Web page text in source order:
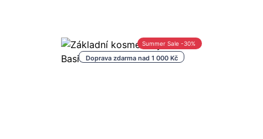
Doprava zdarma nad 1 000 Kč
Summer Sale -30%